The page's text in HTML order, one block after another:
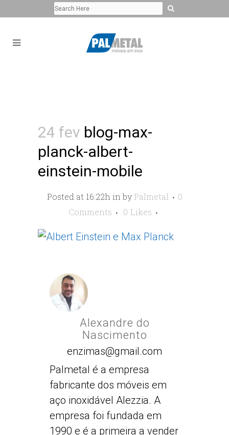
24 fev blog-max-
planck-albert-
einstein-mobile
Posted at 16:22h inby Palmetal
0
Comments
0 Likes
Alexandre do
Nascimento
enzimas@gmail.com
Palmetal é a empresa
fabricante dos móveis em
aço inoxidável Alezzia. A
empresa foi fundada em
1990 e é a primeira a vender